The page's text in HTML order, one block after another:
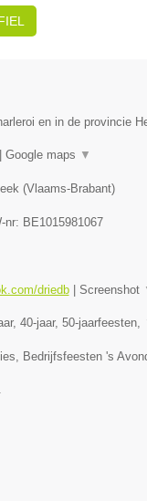
en in de provincie
Google maps ▼
(Vlaams-Brabant)
nr: BE1015981067
driedb| Screenshot
40-jaar, 50-jaarfeesten,
Bedrijfsfeesten 's